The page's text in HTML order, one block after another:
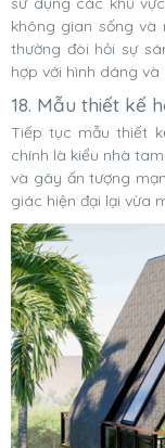
không gian sống và
thường đòi hỏi sự
hợp với hình dáng và
18. Mẫu thiết kế
Tiếp tục mẫu thiết
chính là kiểu nhà
và gây ấn tượng
giác hiện đại lại vừa